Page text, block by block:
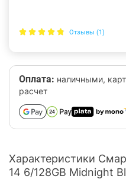
Отзывы (1)
Оплата: наличными,
расчет
Характеристики
14 6/128GB Midnight